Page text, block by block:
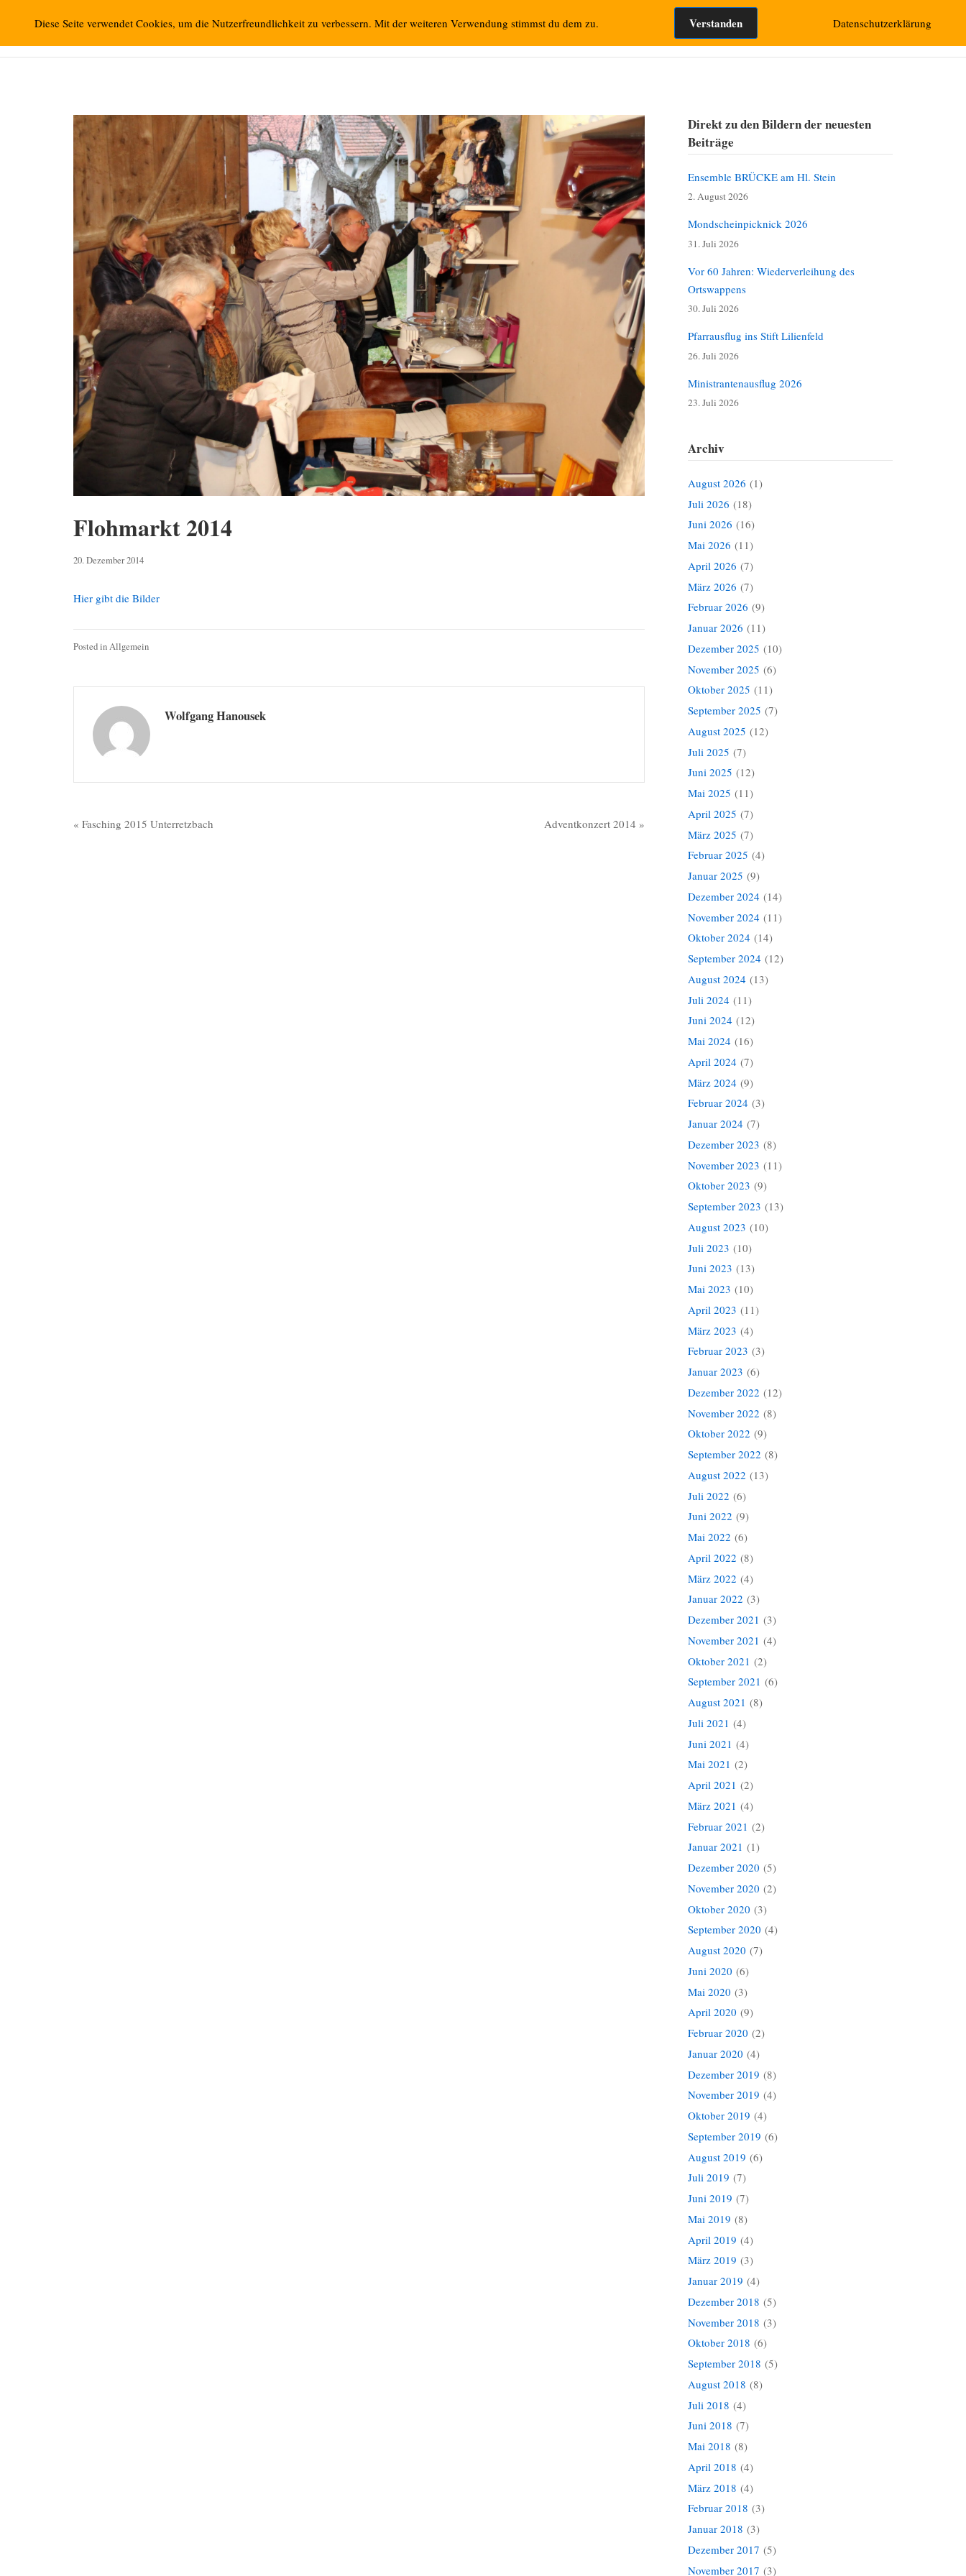
springen
Retzbacher Bilder Startseite Vorschau Suchen nach:
Flohmarkt 2014
20. Dezember 20143.
Hier gibt die Bilder
Posted inAllgemein
Wolfgang Hanousek
Beitragsnavigation Adventkonzert 2014 »
« Fasching 2015 Unterretzbach
Direkt zu den Bildern der neuesten
Beiträge
Ensemble BRÜCKE am Hl. Stein
2. August 2026
Mondscheinpicknick 2026
31. Juli 2026
Vor 60 Jahren: Wiederverleihung des
Ortswappens
30. Juli 2026
Pfarrausflug ins Stift Lilienfeld
26. Juli 2026
Ministrantenausflug 2026
23. Juli 2026
Archiv
August 2026 (1)
Juli 2026 (18)
Juni 2026 (16)
Mai 2026 (11)
April 2026 (7)
März 2026 (7)
Februar 2026 (9)
Januar 2026 (11)
Dezember 2025 (10)
November 2025 (6)
Oktober 2025 (11)
September 2025 (7)
August 2025 (12)
Juli 2025 (7)
Juni 2025 (12)
Mai 2025 (11)
April 2025 (7)
März 2025 (7)
Februar 2025 (4)
Januar 2025 (9)
Dezember 2024 (14)
November 2024 (11)
Oktober 2024 (14)
September 2024 (12)
August 2024 (13)
Juli 2024 (11)
Juni 2024 (12)
Mai 2024 (16)
April 2024 (7)
März 2024 (9)
Februar 2024 (3)
Januar 2024 (7)
Dezember 2023 (8)
November 2023 (11)
Oktober 2023 (9)
September 2023 (13)
August 2023 (10)
Juli 2023 (10)
Juni 2023 (13)
Mai 2023 (10)
April 2023 (11)
März 2023 (4)
Februar 2023 (3)
Januar 2023 (6)
Dezember 2022 (12)
November 2022 (8)
Oktober 2022 (9)
September 2022 (8)
August 2022 (13)
Juli 2022 (6)
Juni 2022 (9)
Mai 2022 (6)
April 2022 (8)
März 2022 (4)
Januar 2022 (3)
Dezember 2021 (3)
November 2021 (4)
Oktober 2021 (2)
September 2021 (6)
August 2021 (8)
Juli 2021 (4)
Juni 2021 (4)
Mai 2021 (2)
April 2021 (2)
März 2021 (4)
Februar 2021 (2)
Januar 2021 (1)
Dezember 2020 (5)
November 2020 (2)
Oktober 2020 (3)
September 2020 (4)
August 2020 (7)
Juni 2020 (6)
Mai 2020 (3)
April 2020 (9)
Februar 2020 (2)
Januar 2020 (4)
Dezember 2019 (8)
November 2019 (4)
Oktober 2019 (4)
September 2019 (6)
August 2019 (6)
Juli 2019 (7)
Juni 2019 (7)
Mai 2019 (8)
April 2019 (4)
März 2019 (3)
Januar 2019 (4)
Dezember 2018 (5)
November 2018 (3)
Oktober 2018 (6)
September 2018 (5)
August 2018 (8)
Juli 2018 (4)
Juni 2018 (7)
Mai 2018 (8)
April 2018 (4)
März 2018 (4)
Februar 2018 (3)
Januar 2018 (3)
Dezember 2017 (5)
November 2017 (3)
Diese Seite verwendet Cookies, um die Nutzerfreundlichkeit zu verbessern. Mit der weiteren Verwendung stimmst du dem zu. Verstanden Datenschutzerklärung